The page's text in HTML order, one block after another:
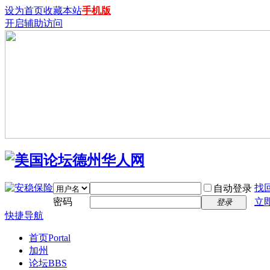
设为首页收藏本站手机版
开启辅助访问
自动登录 找
密码
登录
立
快捷导航
首页Portal
加州
论坛BBS